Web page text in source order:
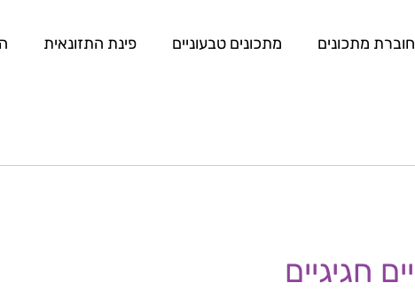
חוברת מתכונים מתכונים טבעוניים פינת התזונאית